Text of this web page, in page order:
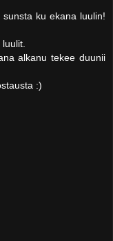
ku ekana luulin!
alkanu tekee duunii
:)